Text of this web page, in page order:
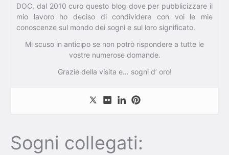
DOC, dal 2010 curo questo blog dove per pubblicizzare il
mio lavoro ho deciso di condividere con voi le mie
conoscenze sul mondo dei sogni e sul loro significato.
Mi scuso in anticipo se non potrò rispondere a tutte le
vostre numerose domande.
Grazie della visita e… sogni d’ oro!
Sogni collegati: